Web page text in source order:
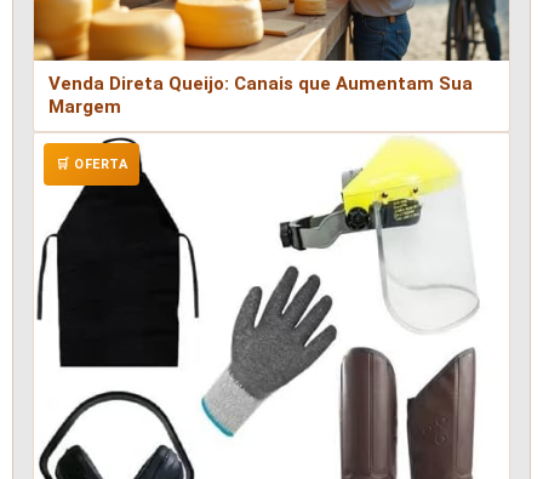
Venda Direta Queijo: Canais que Aumentam Sua
Margem
🛒 OFERTA